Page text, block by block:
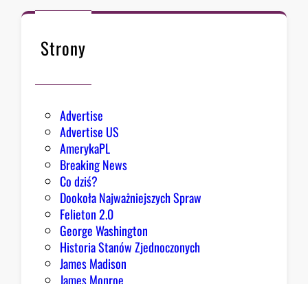
s
k
Strony
Advertise
Advertise US
AmerykaPL
Breaking News
Co dziś?
Dookoła Najważniejszych Spraw
Felieton 2.0
George Washington
Historia Stanów Zjednoczonych
James Madison
James Monroe